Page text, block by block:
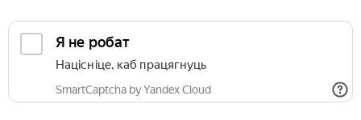
Я не робат
Націсніце, каб працягнуць
SmartCaptcha by Yandex Cloud